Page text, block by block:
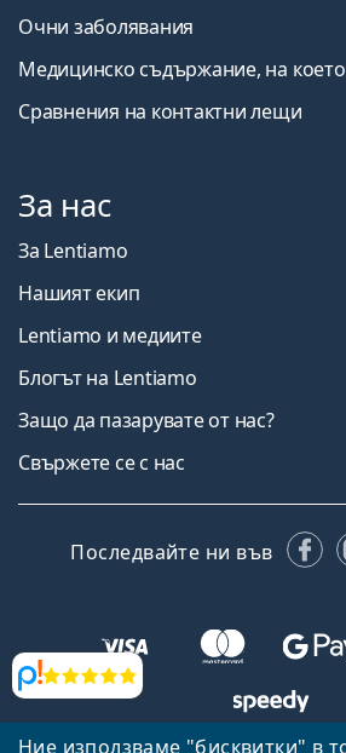
Ние използваме "бисквитки" в
Прегледи
Очни заболявания
Медицинско съдържание, на
Сравнения на контактни лещи
За нас
За Lentiamo
Нашият екип
Lentiamo и медиите
Блогът на Lentiamo
Защо да пазарувате от нас?
Свържете се с нас
Последвайте ни във